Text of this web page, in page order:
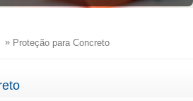
» Proteção para Concreto